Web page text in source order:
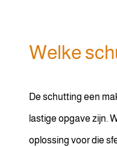
Welke
De schutting een
lastige opgave zijn.
oplossing voor die